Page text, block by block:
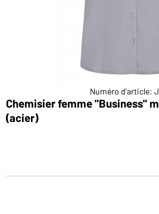
Numéro d'article:
Chemisier femme "Business"
(acier)